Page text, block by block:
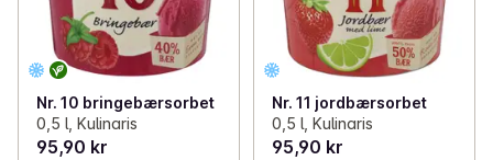
Nr. 10 bringebærsorbet
0,5 l, Kulinaris
95,90 kr
Nr. 11 jordbærsorbet
0,5 l, Kulinaris
95,90 kr